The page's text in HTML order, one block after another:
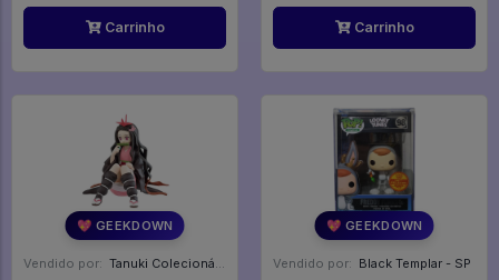
Carrinho Carrinho
💖 GEEKDOWN
Vendido por: Tanuki Colecionáveis - SP
💖 GEEKDOWN
Vendido por: Black Templar - SP